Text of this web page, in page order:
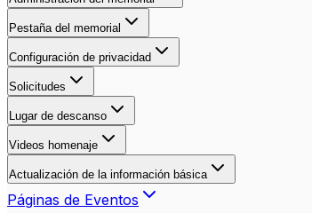
Pestaña del memorial
Configuración de privacidad
Solicitudes
Lugar de descanso
Videos homenaje
Actualización de la información básica
Páginas de Eventos